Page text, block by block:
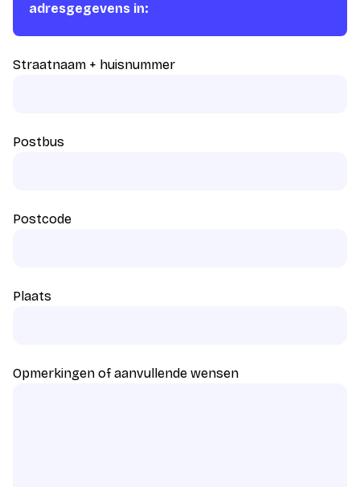
adresgegevens in:
Straatnaam + huisnummer
Postbus
Postcode
Plaats
Opmerkingen of aanvullende wensen